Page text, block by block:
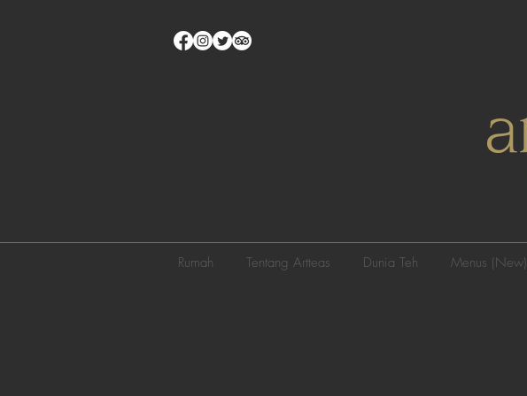
Rumah Tentang Artteas Dunia Teh Menus (New)